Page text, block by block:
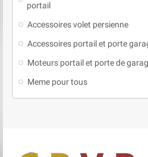
portail
Accessoires volet persienne
Accessoires portail et porte
Moteurs portail et porte de
Meme pour tous